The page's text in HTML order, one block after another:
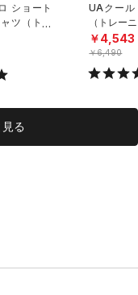
ショート
ツ（トレ
UAクール
（トレー
￥4,543
￥6,490
る